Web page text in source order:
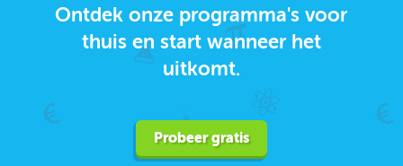
Ontdek onze programma's voor
thuis en start wanneer het
uitkomt.
Probeer gratis